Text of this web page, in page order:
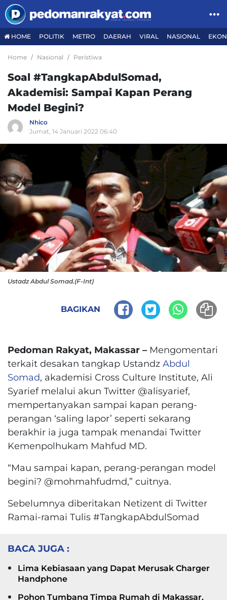
HOME POLITIK METRO DAERAH VIRAL NASIONAL
Home Nasional Peristiwa
Soal #TangkapAbdulSomad,
Akademisi: Sampai Kapan Perang
Model Begini?
Nhico
Jumat, 14 Januari 2022 06:40
Ustadz Abdul Somad.(F-Int)
BAGIKAN
Pedoman Rakyat, Makassar – Mengomentari
terkait desakan tangkap Ustandz Abdul
Somad, akademisi Cross Culture Institute, Ali
Syarief melalui akun Twitter @alisyarief,
mempertanyakan sampai kapan perang-
perangan ‘saling lapor’ seperti sekarang
berakhir ia juga tampak menandai Twitter
Kemenpolhukam Mahfud MD.
“Mau sampai kapan, perang-perangan model
begini? @mohmahfudmd,” cuitnya.
Sebelumnya diberitakan Netizent di Twitter
Ramai-ramai Tulis #TangkapAbdulSomad
BACA JUGA :
Lima Kebiasaan yang Dapat Merusak Charger
Handphone
Pohon Tumbang Timpa Rumah di Makassar,